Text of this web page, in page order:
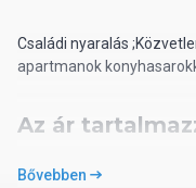
Családi nyaralás
apartmanok
Az ár
repülőjegyet, illetékeket
Bővebben